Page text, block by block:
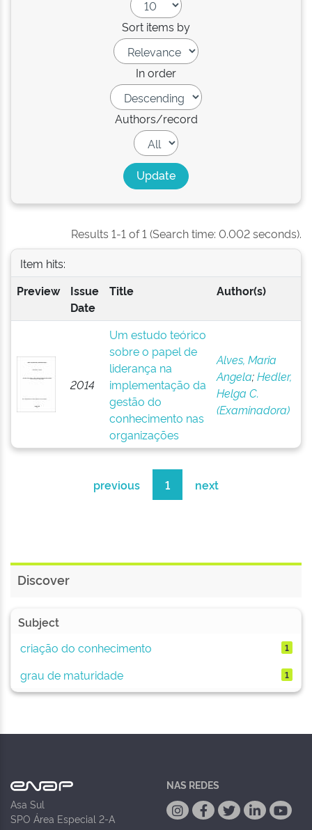
Sort items by
In order
Authors/record
Results 1-1 of 1 (Search time: 0.002 seconds).
Item hits:
Preview
Issue
Date
Title Author(s)
2014
Um estudo teórico
sobre o papel de
liderança na
implementação da
gestão do
conhecimento nas
organizações
Alves, Maria
Angela;Hedler,
Helga C.
(Examinadora)
previous 1 next
Discover
Subject
criação do conhecimento
1
grau de maturidade 1
Asa Sul
SPO Área Especial 2-A
NAS REDES